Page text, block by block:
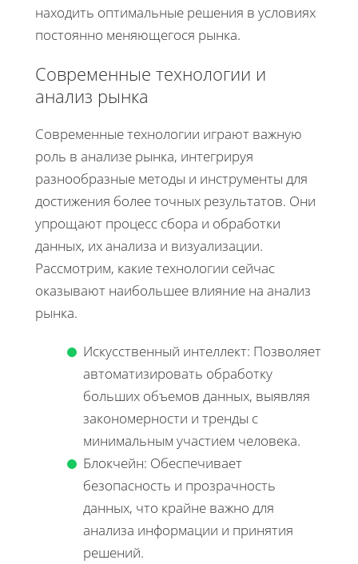
находить оптимальные решения в условиях
постоянно меняющегося рынка.
Современные технологии и
анализ рынка
Современные технологии играют важную
роль в анализе рынка, интегрируя
разнообразные методы и инструменты для
достижения более точных результатов. Они
упрощают процесс сбора и обработки
данных, их анализа и визуализации.
Рассмотрим, какие технологии сейчас
оказывают наибольшее влияние на анализ
рынка.
Искусственный интеллект: Позволяет
автоматизировать обработку
больших объемов данных, выявляя
закономерности и тренды с
минимальным участием человека.
Блокчейн: Обеспечивает
безопасность и прозрачность
данных, что крайне важно для
анализа информации и принятия
решений.